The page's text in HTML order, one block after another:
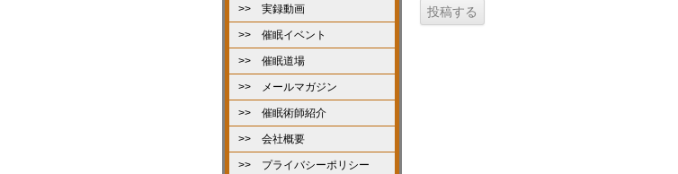
>> 実録動画
>> 催眠イベント
>> 催眠道場
>> メールマガジン
>> 催眠術師紹介
>> 会社概要
>> プライバシーポリシー